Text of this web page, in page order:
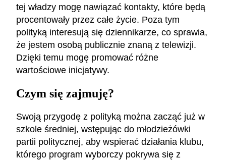
tej władzy mogę nawiązać kontakty, które będą
procentowały przez całe życie. Poza tym
polityką interesują się dziennikarze, co sprawia,
że jestem osobą publicznie znaną z telewizji.
Dzięki temu mogę promować różne
wartościowe inicjatywy.
Czym się zajmuję?
Swoją przygodę z polityką można zacząć już w
szkole średniej, wstępując do młodzieżówki
partii politycznej, aby wspierać działania klubu,
którego program wyborczy pokrywa się z